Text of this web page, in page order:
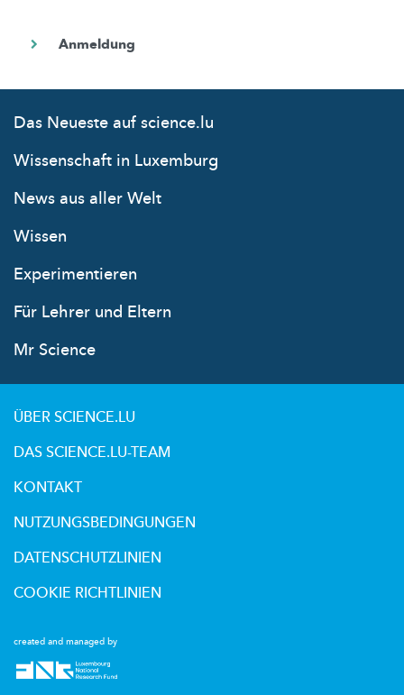
Das Neueste auf science.lu
Wissenschaft in Luxemburg
News aus aller Welt
Wissen
Experimentieren
Für Lehrer und Eltern
Mr Science
created and managed by
ÜBER SCIENCE.LU
DAS SCIENCE.LU-TEAM
KONTAKT
NUTZUNGSBEDINGUNGEN
DATENSCHUTZLINIEN
COOKIE RICHTLINIEN